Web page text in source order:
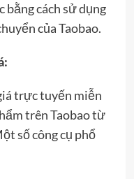
bằng cách sử dụng
của Taobao.
trực tuyến miễn
trên Taobao từ
số công cụ phổ